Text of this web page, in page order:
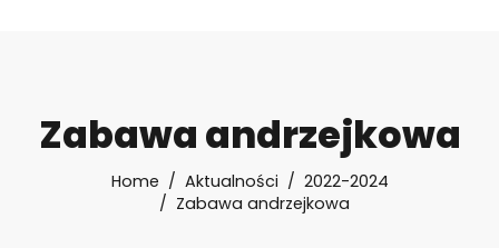
Zabawa andrzejkowa
Home Aktualności
2022-2024
Zabawa andrzejkowa